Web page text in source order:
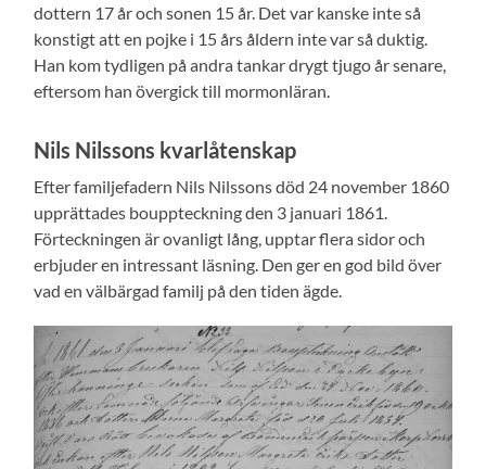
dottern 17 år och sonen 15 år. Det var kanske inte så
konstigt att en pojke i 15 års åldern inte var så duktig.
Han kom tydligen på andra tankar drygt tjugo år senare,
eftersom han övergick till mormonläran.
Nils Nilssons kvarlåtenskap
Efter familjefadern Nils Nilssons död 24 november 1860
upprättades bouppteckning den 3 januari 1861.
Förteckningen är ovanligt lång, upptar flera sidor och
erbjuder en intressant läsning. Den ger en god bild över
vad en välbärgad familj på den tiden ägde.